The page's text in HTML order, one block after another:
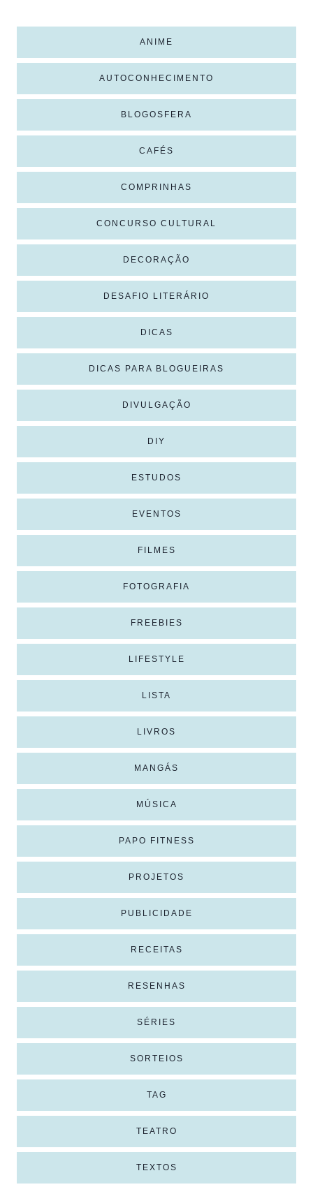
ANIME
AUTOCONHECIMENTO
BLOGOSFERA
CAFÉS
COMPRINHAS
CONCURSO CULTURAL
DECORAÇÃO
DESAFIO LITERÁRIO
DICAS
DICAS PARA BLOGUEIRAS
DIVULGAÇÃO
DIY
ESTUDOS
EVENTOS
FILMES
FOTOGRAFIA
FREEBIES
LIFESTYLE
LISTA
LIVROS
MANGÁS
MÚSICA
PAPO FITNESS
PROJETOS
PUBLICIDADE
RECEITAS
RESENHAS
SÉRIES
SORTEIOS
TAG
TEATRO
TEXTOS